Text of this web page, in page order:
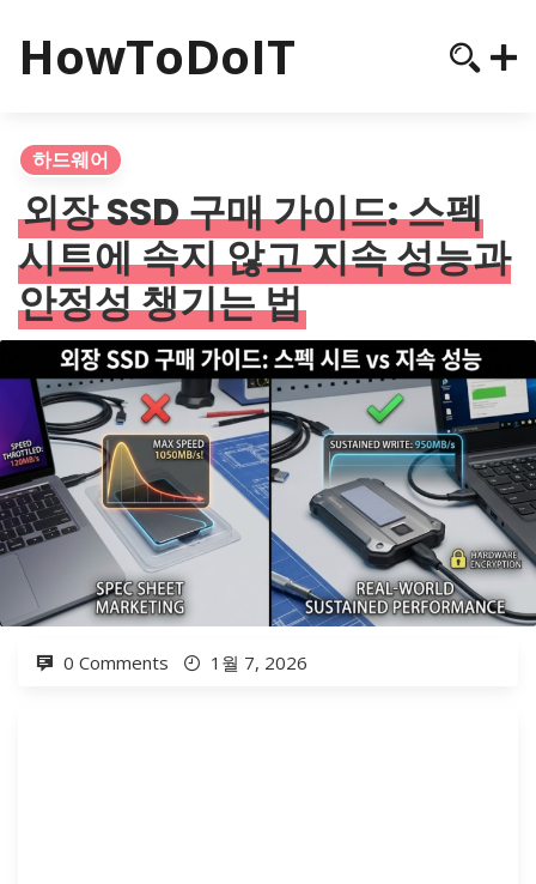
HowToDoIT
하드웨어
외장 SSD 구매 가이드: 스펙
시트에 속지 않고 지속 성능과
안정성 챙기는 법
0 Comments 1월 7, 2026